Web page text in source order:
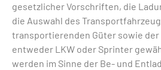
gesetzlicher Vorschriften, die
die Auswahl des
transportierenden Güter sowie
entweder LKW oder Sprinter
werden im Sinne der Be- und